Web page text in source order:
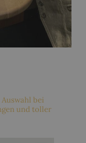
bei
und toller